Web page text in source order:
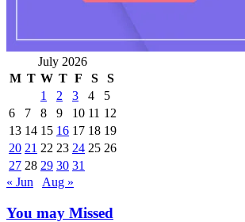
July 2026
M T W T F S
S
1
2 3 4
5
6
7 8 9 10 11 12
13 14 15 16 17 18 19
20 21 22 23 24 25 26
27 28 29 30 31
« Jun
Aug »
You may Missed